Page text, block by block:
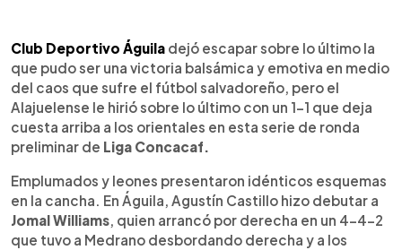
► Escuchar artículo
Club Deportivo Águila dejó escapar sobre lo último la
que pudo ser una victoria balsámica y emotiva en medio
del caos que sufre el fútbol salvadoreño, pero el
Alajuelense le hirió sobre lo último con un 1-1 que deja
cuesta arriba a los orientales en esta serie de ronda
preliminar de Liga Concacaf.
Emplumados y leones presentaron idénticos esquemas
en la cancha. En Águila, Agustín Castillo hizo debutar a
Jomal Williams, quien arrancó por derecha en un 4-4-2
que tuvo a Medrano desbordando derecha y a los